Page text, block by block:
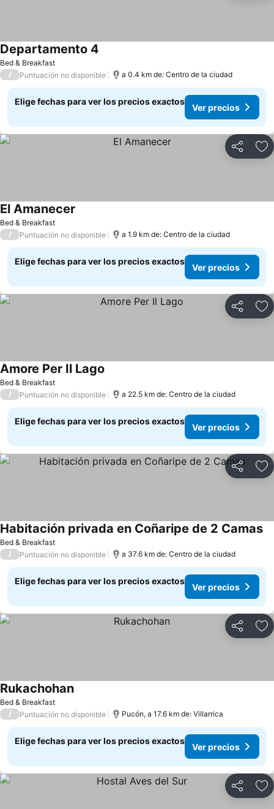
Bed & Breakfast
Departamento 4
/ Puntuación no disponible a 0.4 km de: Centro de la ciudad
Elige fechas para ver los precios exactos
Ver precios
Compartir
Bed & Breakfast
El Amanecer
/ Puntuación no disponible a 1.9 km de: Centro de la ciudad
Elige fechas para ver los precios exactos
Ver precios
Compartir
Bed & Breakfast
Amore Per Il Lago
/ Puntuación no disponible a 22.5 km de: Centro de la ciudad
Elige fechas para ver los precios exactos
Ver precios
Compartir
Bed & Breakfast
Habitación privada en Coñaripe de 2 Camas
/ Puntuación no disponible a 37.6 km de: Centro de la ciudad
Elige fechas para ver los precios exactos
Ver precios
Compartir
Bed & Breakfast
RukachohanVer precios
/ Puntuación no disponible Pucón, a 17.6 km de: Villarrica
Elige fechas para ver los precios exactos
Ver precios
Compartir